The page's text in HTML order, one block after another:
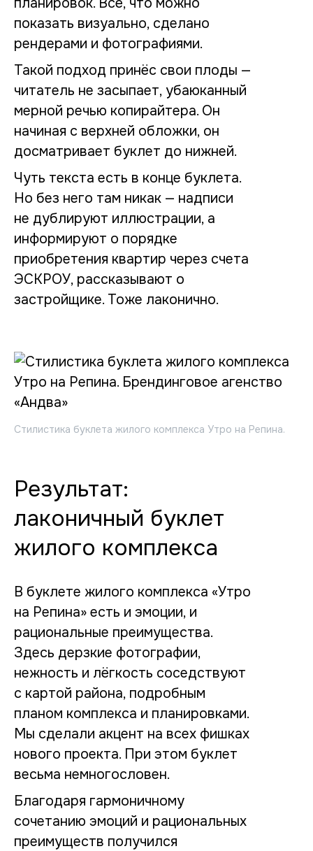
показать визуально, сделано
рендерами и фотографиями.
Такой подход принёс свои плоды —
читатель не засыпает, убаюканный
мерной речью копирайтера. Он
начиная с верхней обложки, он
досматривает буклет до нижней.
Чуть текста есть в конце буклета.
Но без него там никак — надписи
не дублируют иллюстрации, а
информируют о порядке
приобретения квартир через счета
ЭСКРОУ, рассказывают о
застройщике. Тоже лаконично.
Стилистика буклета жилого комплекса Утро на Репина.
Результат:
лаконичный буклет
жилого комплекса
В буклете жилого комплекса «Утро
на Репина» есть и эмоции, и
рациональные преимущества.
Здесь дерзкие фотографии,
нежность и лёгкость соседствуют
с картой района, подробным
планом комплекса и планировками.
Мы сделали акцент на всех фишках
нового проекта. При этом буклет
весьма немногословен.
Благодаря гармоничному
сочетанию эмоций и рациональных
преимуществ получился